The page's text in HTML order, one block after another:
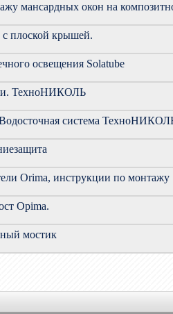
мансардных окон на
с плоской крышей.
освещения Solatube
ТехноНИКОЛЬ
система
Orima, инструкции по монтажу
Opima.
мостик